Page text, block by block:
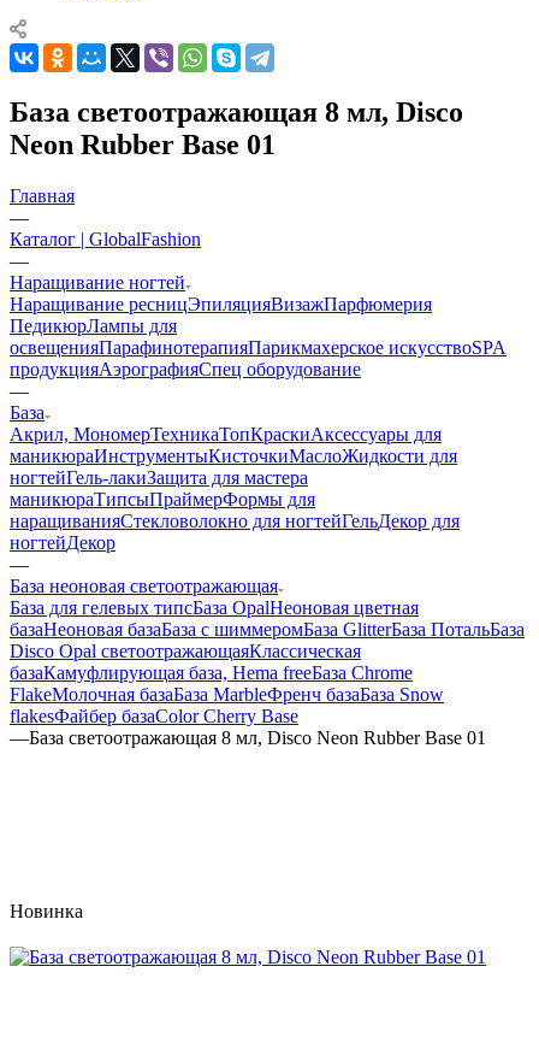
База светоотражающая 8 мл, Disco
Neon Rubber Base 01
Главная
—
Каталог | GlobalFashion
—
Наращивание ногтей
Наращивание ресницЭпиляцияВизажПарфюмерия
ПедикюрЛампы для
освещенияПарафинотерапияПарикмахерское искусствоSPA
продукцияАэрографияСпец оборудование
—
База
Акрил, МономерТехникаТопКраскиАксессуары для
маникюраИнструментыКисточкиМаслоЖидкости для
ногтейГель-лакиЗащита для мастера
маникюраТипсыПраймерФормы для
наращиванияСтекловолокно для ногтейГельДекор для
ногтейДекор
—
База неоновая светоотражающая
База для гелевых типсБаза OpalНеоновая цветная
базаНеоновая базаБаза с шиммеромБаза GlitterБаза ПотальБаза
Disco Opal светоотражающаяКлассическая
базаКамуфлирующая база, Hema freeБаза Chrome
FlakeМолочная базаБаза MarbleФренч базаБаза Snow
flakesФайбер базаColor Cherry Base
—База светоотражающая 8 мл, Disco Neon Rubber Base 01
Новинка